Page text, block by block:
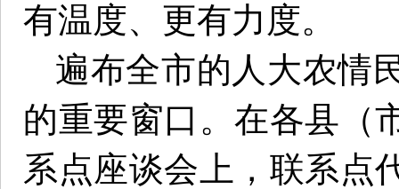
有温度、更有力度。
遍布全市的人大农情
的重要窗口。在各县（
系点座谈会上，联系点